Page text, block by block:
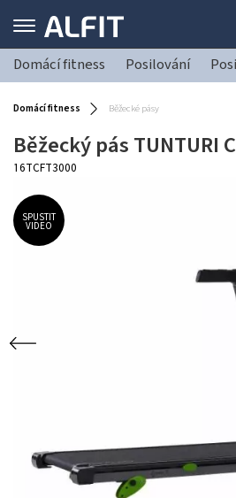
Domácí fitness Posilování
Domácí fitness Běžecké pásy
Běžecký pás TUNTURI
16TCFT3000
SPUSTIT
VIDEO